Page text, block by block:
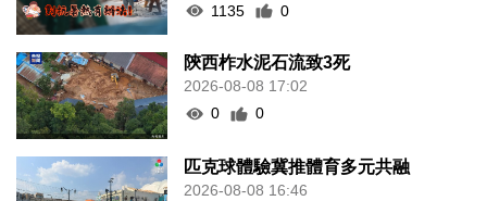
1135
0
陝西柞水泥石流致3死
2026-08-08 17:02
0
0
匹克球體驗冀推體育多元共融
2026-08-08 16:46